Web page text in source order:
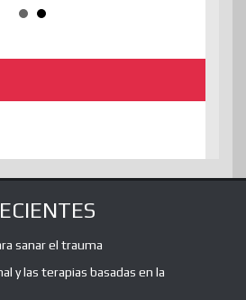
sanar el trauma
y las terapias basadas en la